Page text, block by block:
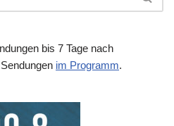
bis 7 Tage nach
im Programm.